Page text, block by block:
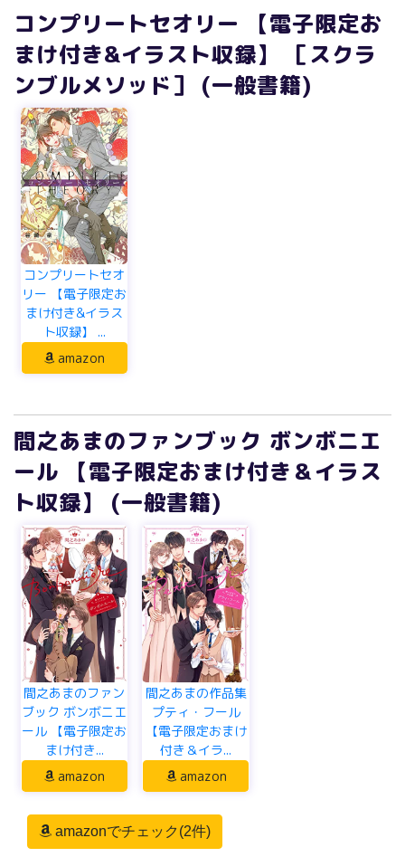
コンプリートセオリー 【電子限定お
まけ付き&イラスト収録】 ［スクラ
ンブルメソッド］ (一般書籍)
コンプリートセオ
リー 【電子限定お
まけ付き&イラス
ト収録】 ...
amazon
間之あまのファンブック ボンボニエ
ール 【電子限定おまけ付き＆イラス
ト収録】 (一般書籍)
間之あまのファン
ブック ボンボニエ
ール 【電子限定お
まけ付き...
amazon
間之あまの作品集
プティ・フール
【電子限定おまけ
付き＆イラ...
amazon
amazonでチェック(2件)